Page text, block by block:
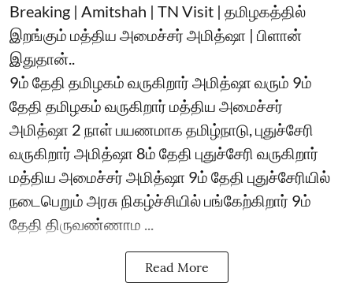
Breaking | Amitshah | TN Visit | தமிழகத்தில்
இறங்கும் மத்திய அமைச்சர் அமித்ஷா | பிளான்
இதுதான்..
9ம் தேதி தமிழகம் வருகிறார் அமித்ஷா வரும் 9ம்
தேதி தமிழகம் வருகிறார் மத்திய அமைச்சர்
அமித்ஷா 2 நாள் பயணமாக தமிழ்நாடு, புதுச்சேரி
வருகிறார் அமித்ஷா 8ம் தேதி புதுச்சேரி வருகிறார்
மத்திய அமைச்சர் அமித்ஷா 9ம் தேதி புதுச்சேரியில்
நடைபெறும் அரசு நிகழ்ச்சியில் பங்கேற்கிறார் 9ம்
தேதி திருவண்ணாம ...
Read More